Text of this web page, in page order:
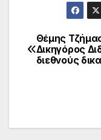
άρθρων
Θέμης
Δικηγόρος
διεθνούς